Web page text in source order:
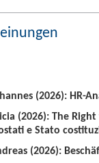
(2026): HR-
(2026): The
e Stato
(2026):